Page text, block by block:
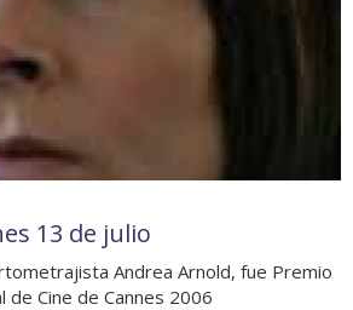
13 de julio
Andrea Arnold, fue Premio
Cine de Cannes 2006